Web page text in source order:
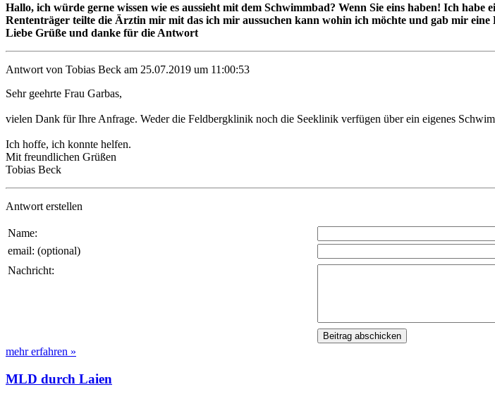
Hallo, ich würde gerne wissen wie es aussieht mit dem Schwimmbad? Wenn Sie eins haben! Ich
Rententräger teilte die Ärztin mir mit das ich mir aussuchen kann wohin ich möchte und gab mir
Liebe Grüße und danke für die Antwort
Antwort von Tobias Beck am 25.07.2019 um 11:00:53
Sehr geehrte Frau Garbas,
vielen Dank für Ihre Anfrage. Weder die Feldbergklinik noch die Seeklinik verfügen über ein eigenes
Ich hoffe, ich konnte helfen.
Mit freundlichen Grüßen
Tobias Beck
Antwort erstellen
Name:
email: (optional)
Nachricht:
mehr erfahren »
MLD durch Laien